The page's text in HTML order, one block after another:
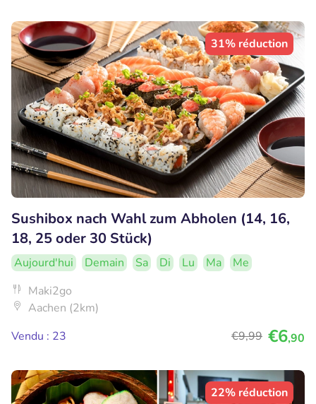
31% réduction
Sushibox nach Wahl zum Abholen (14, 16,
18, 25 oder 30 Stück)
Aujourd'hui Demain Sa Di Lu Ma
Me
Maki2go
Aachen (2km)
Vendu : 23
€9,99 €6,90
22% réduction